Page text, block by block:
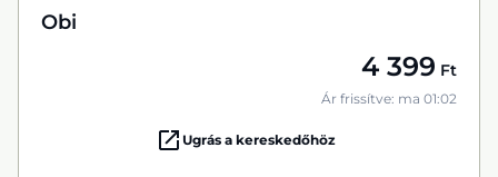
Obi
4 399 Ft
Ár frissítve: ma 01:02
Ugrás a kereskedőhöz